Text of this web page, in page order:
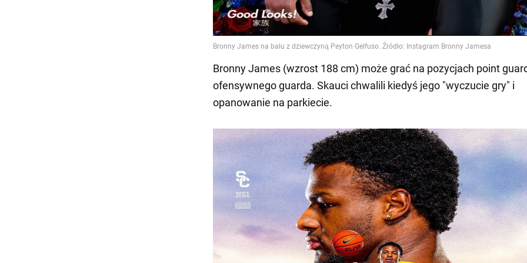
Bronny James (wzrost 188 cm) może grać na pozycjach point
ofensywnego guarda. Skauci chwalili kiedyś jego "wyczucie gry" i
opanowanie na parkiecie.